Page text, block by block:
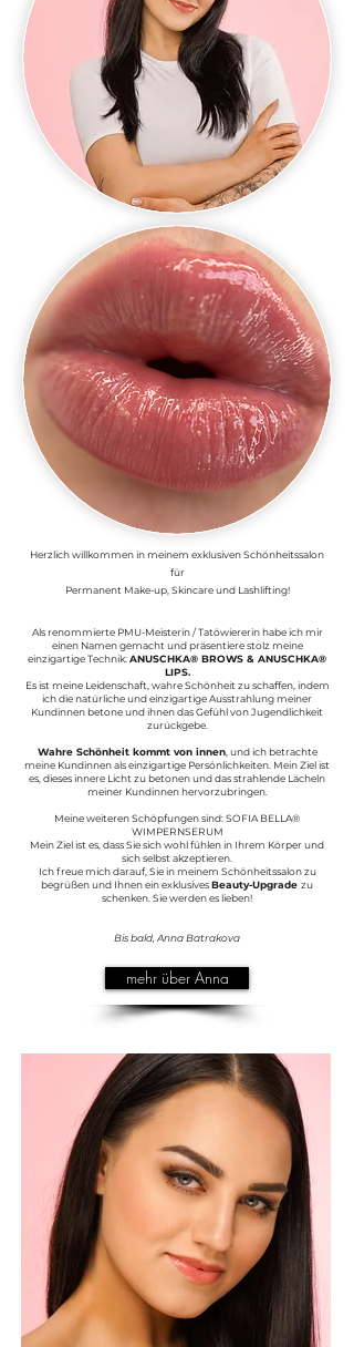
Herzlich willkommen in meinem exklusiven Schönheitssalon
für
Permanent Make-up,Skincare und Lashlifting!
Als renommierte PMU-Meisterin / Tatöwiererin habe ich mir
einen Namen gemacht und präsentiere stolz meine
einzigartige Technik:ANUSCHKA® BROWS & ANUSCHKA®
LIPS.
Es ist meine Leidenschaft, wahre Schönheit zu schaffen, indem
ich die natürliche und einzigartige Ausstrahlung meiner
Kundinnen betone und ihnen das Gefühl von Jugendlichkeit
zurückgebe.
Wahre Schönheit kommt von innen, und ich betrachte
meine Kundinnen als einzigartige Persönlichkeiten. Mein Ziel ist
es, dieses innere Licht zu betonen und das strahlende Lächeln
meiner Kundinnen hervorzubringen.
Meine weiteren Schöpfungen sind: SOFIA BELLA®
WIMPERNSERUM
Mein Ziel ist es, dass Sie sich wohl fühlen in Ihrem Körper und
sich selbst akzeptieren.
Ich freue mich darauf, Sie in meinem Schönheitssalon zu
begrüßen und Ihnen ein exklusivesBeauty-Upgrade zu
schenken. Sie werden es lieben!
Bis bald, Anna Batrakova
mehr über Anna